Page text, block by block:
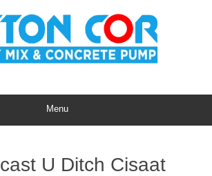
Menu
U Ditch Cisaat